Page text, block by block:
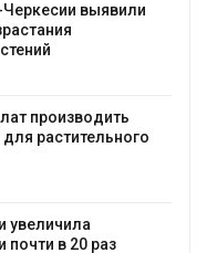
Черкесии выявили
производить
растительного
увеличила
почти в 20 раз